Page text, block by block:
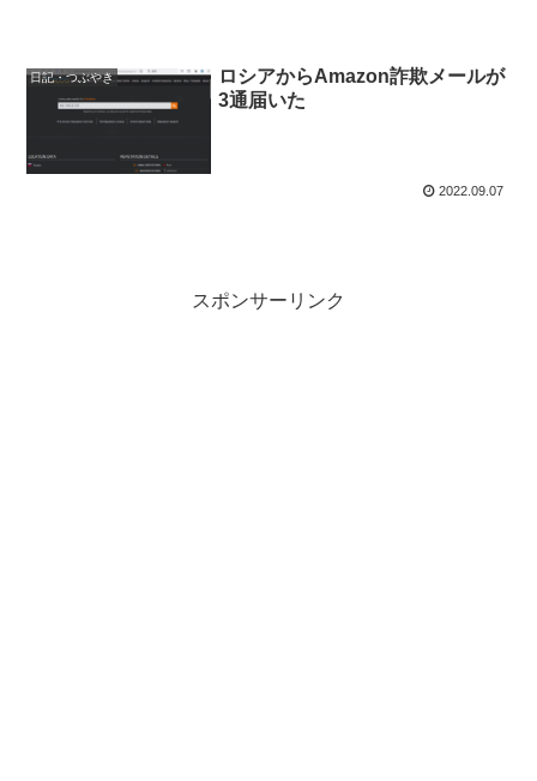
日記・つぶやき
ロシアからAmazon詐欺メールが
3通届いた
2022.09.07
スポンサーリンク